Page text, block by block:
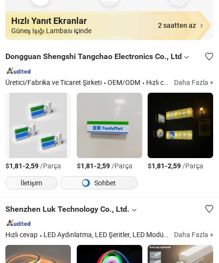
Hızlı Yanıt Ekranlar
Güneş Işığı Lambası içinde
2 saatten az
Dongguan Shengshi Tangchao Electronics Co., Ltd
Üretici/Fabrika ve Ticaret Şirketi OEM/ODM Hızlı cevap Daha Fazla +
$1,81-2,59/Parça $1,81-2,59/Parça $1,81-2,59/Parça
İletişim
Sohbet
Shenzhen Luk Technology Co., Ltd.
Hızlı cevap LED Aydınlatma, LED Şeritler, LED Modüller, Neon Şerit, Dış Mekan Aydınlatması Daha Fazla +